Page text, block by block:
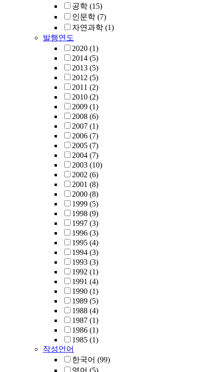
공학 (15)
인문학 (7)
자연과학 (1)
발행연도
2020 (1)
2014 (5)
2013 (5)
2012 (5)
2011 (2)
2010 (2)
2009 (1)
2008 (6)
2007 (1)
2006 (7)
2005 (7)
2004 (7)
2003 (10)
2002 (6)
2001 (8)
2000 (8)
1999 (5)
1998 (9)
1997 (3)
1996 (3)
1995 (4)
1994 (3)
1993 (3)
1992 (1)
1991 (4)
1990 (1)
1989 (5)
1988 (4)
1987 (1)
1986 (1)
1985 (1)
작성언어
한국어 (99)
영어 (5)